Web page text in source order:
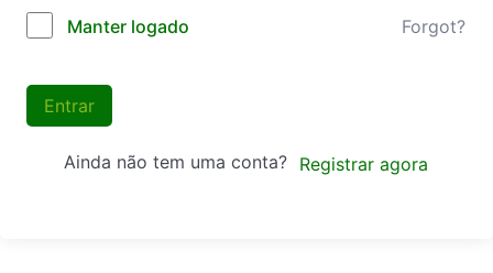
Manter logado Forgot?
Entrar
Ainda não tem uma conta? Registrar agora